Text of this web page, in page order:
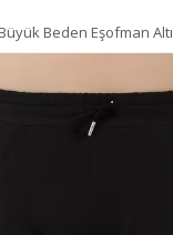
Beden Eşofman Altı